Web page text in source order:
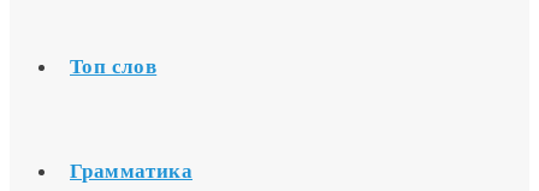
Топ слов
Грамматика